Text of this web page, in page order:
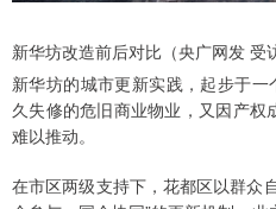
新华坊改造前后对比（央广网发 受
新华坊的城市更新实践，起步于
久失修的危旧商业物业，又因产
难以推动。
在市区两级支持下，花都区以群众